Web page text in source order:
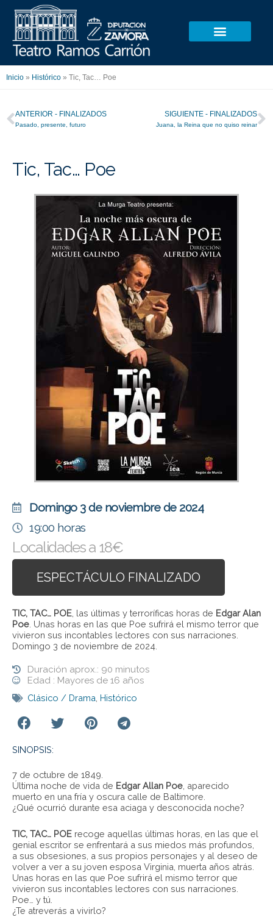
contenido
Inicio » Histórico » Tic, Tac… Poe
Ant
ANTERIOR - FINALIZADOS
Pasado, presente, futuro
SIGUIENTE - FINALIZADOS
Juana, la Reina que no quiso reinar
Tic, Tac… Poe
Domingo 3 de noviembre de 2024
19:00 horas
Localidades a 18€
ESPECTÁCULO FINALIZADO
TIC, TAC… POE , las últimas y terroríficas horas de Edgar Alan
Poe . Unas horas en las que Poe sufrirá el mismo terror que
vivieron sus incontables lectores con sus narraciones.
Domingo 3 de noviembre de 2024.
Duración aprox.: 90 minutos
Edad : Mayores de 16 años
Clásico / Drama Histórico
SINOPSIS:
7 de octubre de 1849.
Última noche de vida de Edgar Allan Poe , aparecido
muerto en una fría y oscura calle de Baltimore.
¿Qué ocurrió durante esa aciaga y desconocida noche?
TIC, TAC… POE recoge aquellas últimas horas, en las que el
genial escritor se enfrentará a sus miedos más profundos,
a sus obsesiones, a sus propios personajes y al deseo de
volver a ver a su joven esposa Virginia, muerta años atrás.
Unas horas en las que Poe sufrirá el mismo terror que
vivieron sus incontables lectores con sus narraciones.
Poe… y tú.
¿Te atreverás a vivirlo?